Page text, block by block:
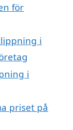
för
i
i
priset på